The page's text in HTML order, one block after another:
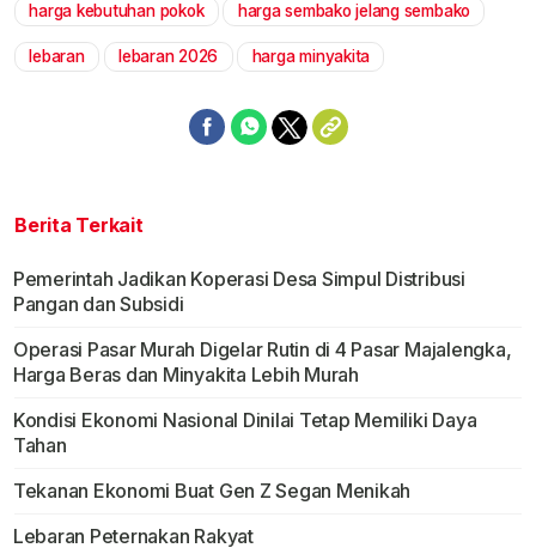
Mute
harga kebutuhan pokok harga sembako jelang sembako
lebaran lebaran 2026 harga minyakita
Berita Terkait
Pemerintah Jadikan Koperasi Desa Simpul Distribusi
Pangan dan Subsidi
Operasi Pasar Murah Digelar Rutin di 4 Pasar Majalengka,
Harga Beras dan Minyakita Lebih Murah
Kondisi Ekonomi Nasional Dinilai Tetap Memiliki Daya
Tahan
Tekanan Ekonomi Buat Gen Z Segan Menikah
Lebaran Peternakan Rakyat